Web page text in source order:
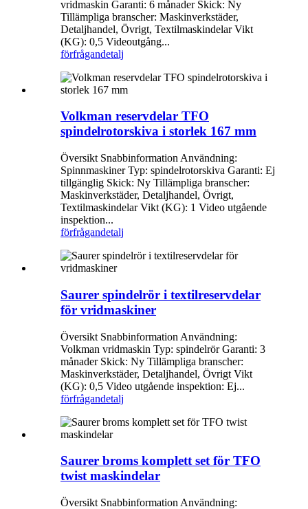
vridmaskin Garanti: 6 månader Skick: Ny
Tillämpliga branscher: Maskinverkstäder,
Detaljhandel, Övrigt, Textilmaskindelar Vikt
(KG): 0,5 Videoutgång...
förfrågandetalj
Volkman reservdelar TFO
spindelrotorskiva i storlek 167 mm
Översikt Snabbinformation Användning:
Spinnmaskiner Typ: spindelrotorskiva Garanti: Ej
tillgänglig Skick: Ny Tillämpliga branscher:
Maskinverkstäder, Detaljhandel, Övrigt,
Textilmaskindelar Vikt (KG): 1 Video utgående
inspektion...
förfrågandetalj
Saurer spindelrör i textilreservdelar
för vridmaskiner
Översikt Snabbinformation Användning:
Volkman vridmaskin Typ: spindelrör Garanti: 3
månader Skick: Ny Tillämpliga branscher:
Maskinverkstäder, Detaljhandel, Övrigt Vikt
(KG): 0,5 Video utgående inspektion: Ej...
förfrågandetalj
Saurer broms komplett set för TFO
twist maskindelar
Översikt Snabbinformation Användning: